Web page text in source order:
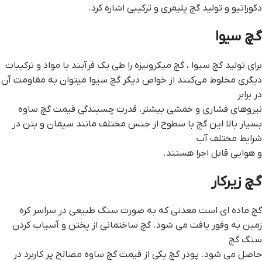
دکوراتیو و تولید گچ پلیمری و ترکیبی اشاره کرد.
گچ سیوا
برای تولید گچ سیوا ، گچ میکرونیزه را طی یک فرآیند با مواد و ترکیبات
دیگری مخلوط می‌کنند از خواص دیگر گچ سیوا میتوان به مقاومت آن
در برابر
نیروهای فشاری و خمشی بیشتر، قدرت چسبندگی قيمت گچ ساوه
بسیار بالا این گچ با سطوح از جنس مختلف مانند سیمان و بتن در
شرایط مختلف آب
و هوایی قابل اجرا هستند.
گچ زیرکار
گچ ماده ای است معدنی که به صورت سنگ‌ طبیعی در سراسر کره
زمین به وفور یافت می شود. گچ ساختمانى از پختن و آسياب کردن
سنگ گچ
حاصل می شود. پودر گچ ‌یکی از قيمت گچ ساوه مصالح پر کاربرد در